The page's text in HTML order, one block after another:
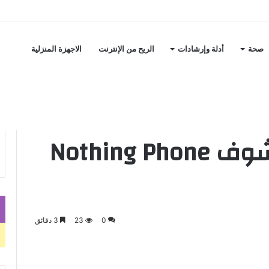
صحة أدلة وإرشادات الربح من الإنترنت الاجهزة المنزلية
نازلين جديد؟ تعالى شوف Nothing Phone
0
23